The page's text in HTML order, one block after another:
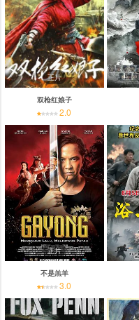
正片
双枪红娘子
2.0
正片
不是羔羊
3.0